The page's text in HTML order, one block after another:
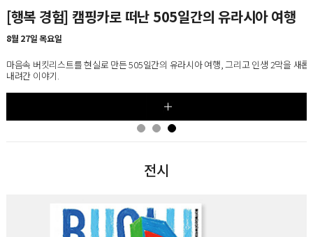
[5강] 20세기 가구 마스터피스 100, 시즌5
8월 25일~9월 22일, 매주 화요일
과정을 살펴보는 디자인 교양 클래스
[행복 경험] 캠핑카로 떠난 505일간의 유라시아 여행
8월 27일 목요일
내려간 이야기.
전시